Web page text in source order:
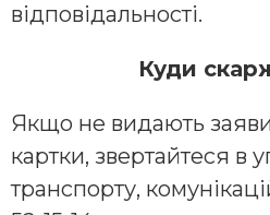
відповідальності.
Куди
Якщо не видають
картки, звертайтеся в
транспорту,